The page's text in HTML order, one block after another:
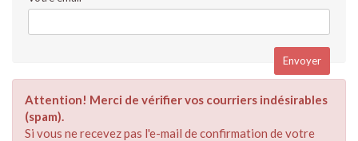
Attention! Merci de vérifier vos courriers indésirables
(spam).
Si vous ne recevez pas l'e-mail de confirmation de votre